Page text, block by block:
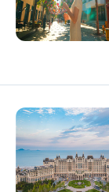
중국/홍콩/몽골/중
앙아시아